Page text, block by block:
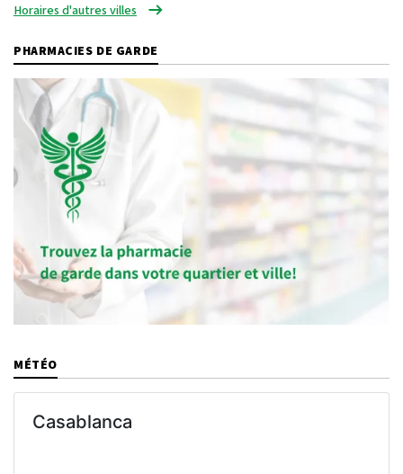
Horaires d'autres villes
PHARMACIES DE GARDE
MÉTÉO
Casablanca